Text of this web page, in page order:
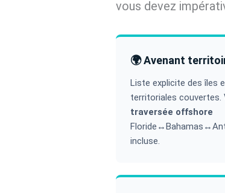
vous devez
🌍 Avenant
Liste explicite des îles
territoriales couvertes.
traversée offshore
incluse.